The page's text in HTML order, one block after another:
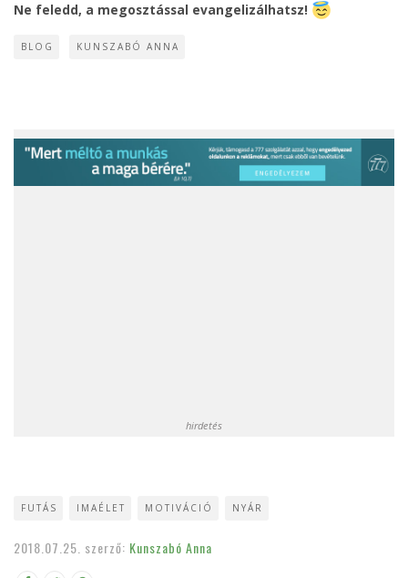
Ne feledd, a megosztással evangelizálhatsz!
BLOG KUNSZABÓ ANNA
hirdetés
FUTÁS IMAÉLET MOTIVÁCIÓ NYÁR
2018.07.25. szerző: Kunszabó Anna